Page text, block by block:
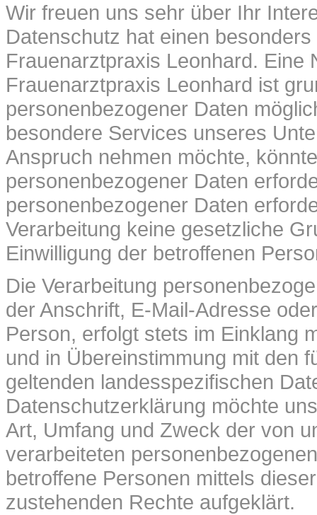
Wir freuen uns sehr über Ihr
Datenschutz hat einen
Frauenarztpraxis Leonhard. Eine
Frauenarztpraxis Leonhard ist
personenbezogener Daten
besondere Services unseres
Anspruch nehmen möchte,
personenbezogener Daten
personenbezogener Daten
Verarbeitung keine gesetzliche
Einwilligung der betroffenen
Die Verarbeitung
der Anschrift, E-Mail-Adresse
Person, erfolgt stets im Einklang
und in Übereinstimmung mit den
geltenden landesspezifischen
Datenschutzerklärung möchte
Art, Umfang und Zweck der von
verarbeiteten
betroffene Personen mittels
zustehenden Rechte aufgeklärt.